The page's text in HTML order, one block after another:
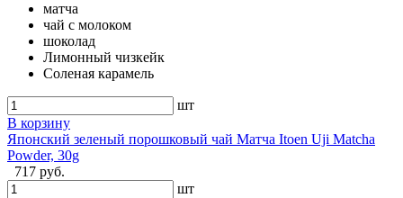
матча
чай с молоком
шоколад
Лимонный чизкейк
Соленая карамель
шт
В корзину
Японский зеленый порошковый чай Матча Itoen Uji Matcha
Powder, 30g
717 руб.
шт